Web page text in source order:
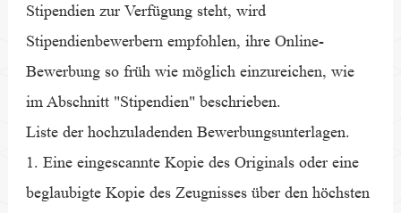
Stipendien zur Verfügung steht, wird
Stipendienbewerbern empfohlen, ihre Online-
Bewerbung so früh wie möglich einzureichen, wie
im Abschnitt "Stipendien" beschrieben.
Liste der hochzuladenden Bewerbungsunterlagen.
1. Eine eingescannte Kopie des Originals oder eine
beglaubigte Kopie des Zeugnisses über den höchsten